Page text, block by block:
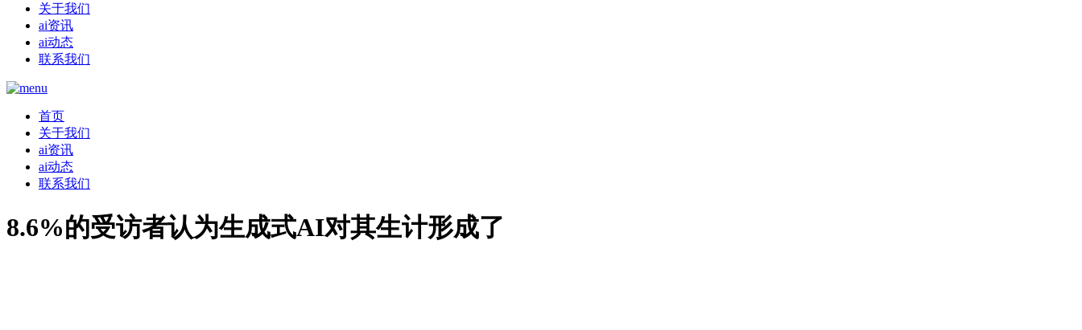
关于我们
ai资讯
ai动态
联系我们
首页
关于我们
ai资讯
ai动态
联系我们
8.6%的受访者认为生成式AI对其生计形成了